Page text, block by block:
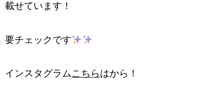
載せています！
要チェックです
インスタグラムこちらはから！